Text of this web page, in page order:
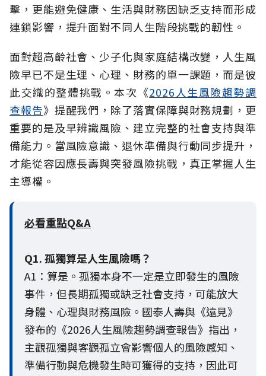
擊，更能避免健康、生活與財務因缺乏支持而形成
連鎖影響，提升面對不同人生階段挑戰的韌性。
面對超高齡社會、少子化與家庭結構改變，人生風
險早已不是生理、心理、財務的單一課題，而是彼
此交織的整體挑戰。本次《2026人生風險趨勢調
查報告》提醒我們，除了落實保障與財務規劃，更
重要的是及早辨識風險、建立完整的社會支持與準
備能力。當風險意識、退休準備與行動同步提升，
才能從容因應長壽與突發風險挑戰，真正掌握人生
主導權。
必看重點Q&A
Q1. 孤獨算是人生風險嗎？
A1：算是。孤獨本身不一定是立即發生的風險
事件，但長期孤獨或缺乏社會支持，可能放大
身體、心理與財務風險。國泰人壽與《遠見》
發布的《2026人生風險趨勢調查報告》指出，
主觀孤獨與客觀孤立會影響個人的風險感知、
準備行動與危機發生時可獲得的支持，因此可